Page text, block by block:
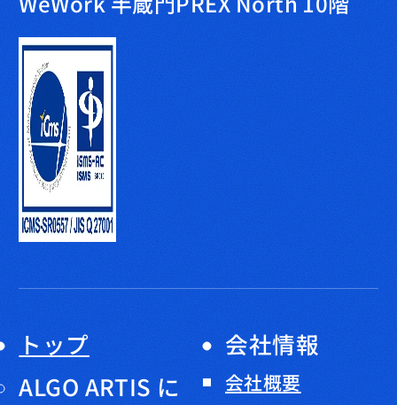
トップ
ALGO ARTIS に
会社情報
会社概要